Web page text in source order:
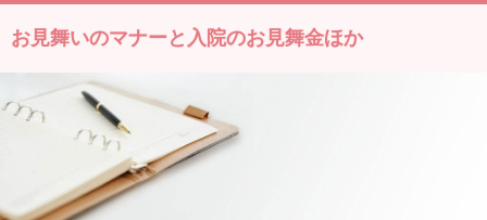
お見舞いのマナーと入院のお見舞金ほか